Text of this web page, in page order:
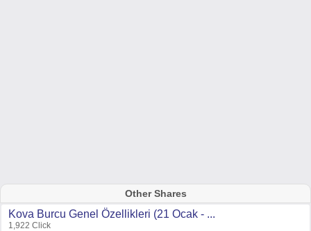
Other Shares
Kova Burcu Genel Özellikleri (21 Ocak - ...
1,922 Click